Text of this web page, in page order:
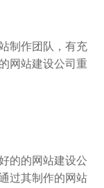
制作团队，有充
网站建设公司重
的的网站建设公
过其制作的网站